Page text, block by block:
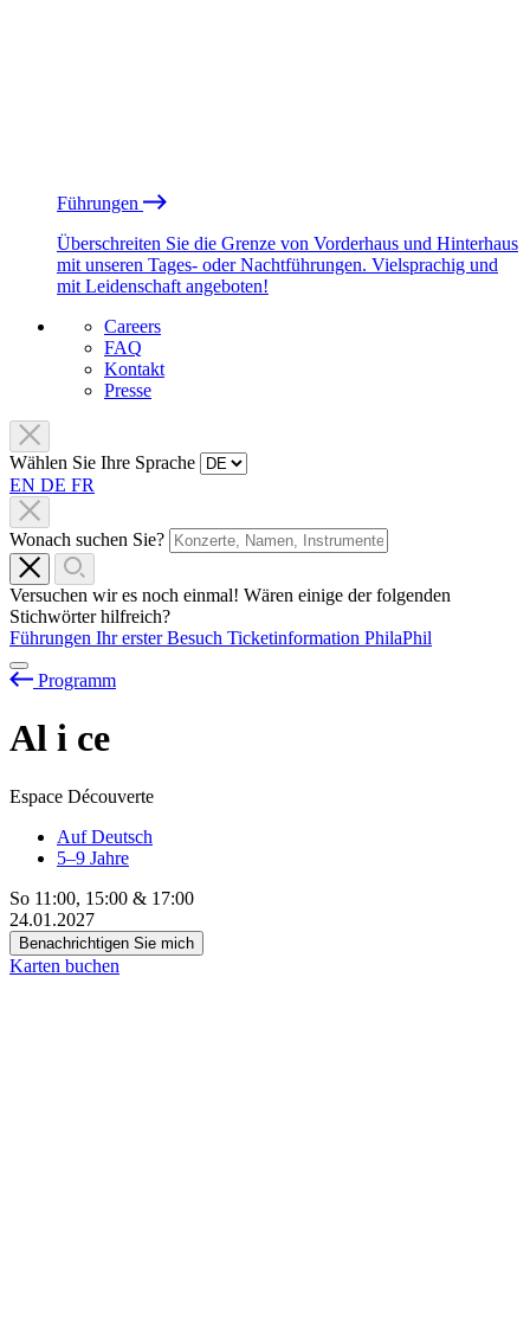
Führungen
Überschreiten Sie die Grenze von Vorderhaus und Hinterhaus
mit unseren Tages- oder Nachtführungen. Vielsprachig und
mit Leidenschaft angeboten!
Careers
FAQ
Kontakt
Presse
Wählen Sie Ihre Sprache
EN DE FR
Wonach suchen Sie?
Versuchen wir es noch einmal! Wären einige der folgenden
Stichwörter hilfreich?
Führungen Ihr erster Besuch Ticketinformation PhilaPhil
Programm
Al i ce
Espace Découverte
Auf Deutsch
5–9 Jahre
So 11:00, 15:00 & 17:00
24.01.2027
Benachrichtigen Sie mich
Karten buchen